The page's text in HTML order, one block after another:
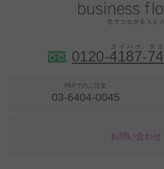
0120-4187-74
FAXでのご注文
03-6404-0045
お問い合わせ